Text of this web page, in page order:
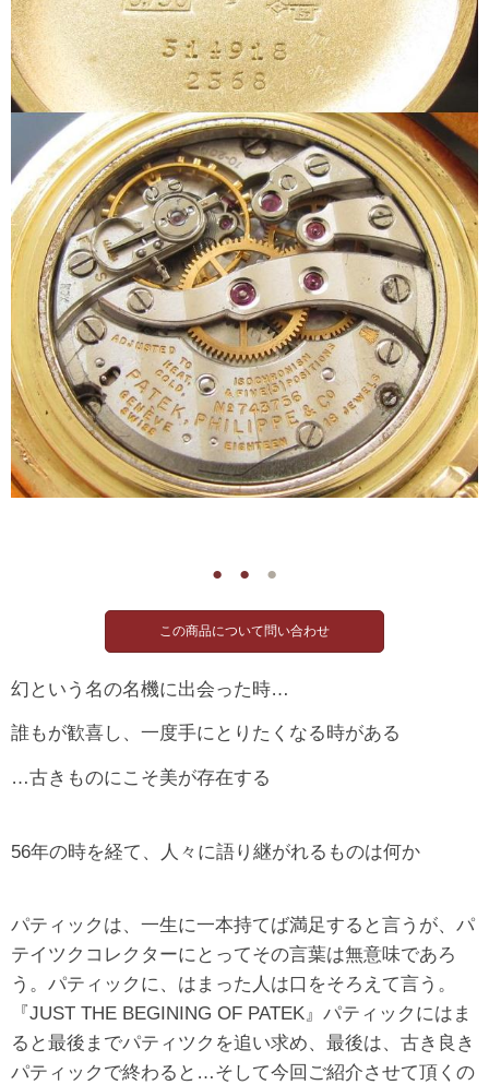
● ● ●
幻という名の名機に出会った時…
誰もが歓喜し、一度手にとりたくなる時がある
…古きものにこそ美が存在する
56年の時を経て、人々に語り継がれるものは何か
パティックは、一生に一本持てば満足すると言うが、パ
テイツクコレクターにとってその言葉は無意味であろ
う。パティックに、はまった人は口をそろえて言う。
『JUST THE BEGINING OF PATEK』パティックにはま
ると最後までパティツクを追い求め、最後は、古き良き
パティックで終わると…そして今回ご紹介させて頂くの